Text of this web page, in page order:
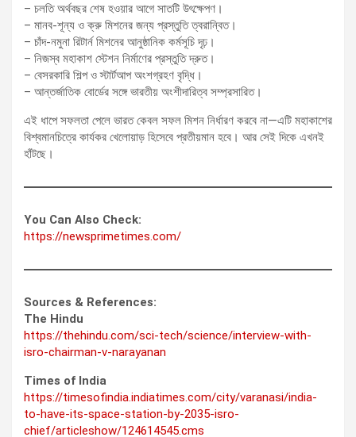
– চলতি অর্থবছর শেষ হওয়ার আগে সাতটি উৎক্ষেপণ।
– মানব-শূন্য ও ক্রু মিশনের জন্য প্রস্তুতি ত্বরান্বিত।
– চাঁদ-নমুনা রিটার্ন মিশনের আনুষ্ঠানিক কর্মসূচি দৃঢ়।
– নিজস্ব মহাকাশ স্টেশন নির্মাণের প্রস্তুতি দ্রুত।
– বেসরকারি শিল্প ও স্টার্টআপ অংশগ্রহণ বৃদ্ধি।
– আন্তর্জাতিক বোর্ডের সঙ্গে ভারতীয় অংশীদারিত্ব সম্প্রসারিত।
এই ধাপে সফলতা পেলে ভারত কেবল সফল মিশন নির্ধারণ করবে না—এটি মহাকাশের
বিশ্বমানচিত্রে কার্যকর খেলোয়াড় হিসেবে প্রতীয়মান হবে। আর সেই দিকে এখনই
হাঁটছে।
You Can Also Check:
https://newsprimetimes.com/
Sources & References:
The Hindu
https://thehindu.com/sci-tech/science/interview-with-
isro-chairman-v-narayanan
Times of India
https://timesofindia.indiatimes.com/city/varanasi/india-
to-have-its-space-station-by-2035-isro-
chief/articleshow/124614545.cms